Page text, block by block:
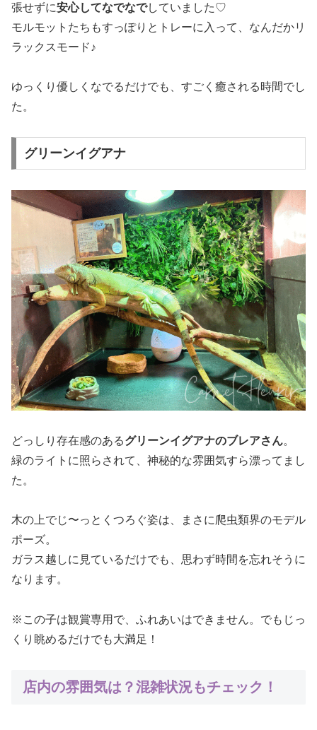
張せずに安心してなでなでしていました♡
モルモットたちもすっぽりとトレーに入って、なんだかリ
ラックスモード♪
ゆっくり優しくなでるだけでも、すごく癒される時間でし
た。
グリーンイグアナ
どっしり存在感のあるグリーンイグアナのブレアさん。
緑のライトに照らされて、神秘的な雰囲気すら漂ってまし
た。
木の上でじ〜っとくつろぐ姿は、まさに爬虫類界のモデル
ポーズ。
ガラス越しに見ているだけでも、思わず時間を忘れそうに
なります。
※この子は観賞専用で、ふれあいはできません。でもじっ
くり眺めるだけでも大満足！
店内の雰囲気は？混雑状況もチェック！